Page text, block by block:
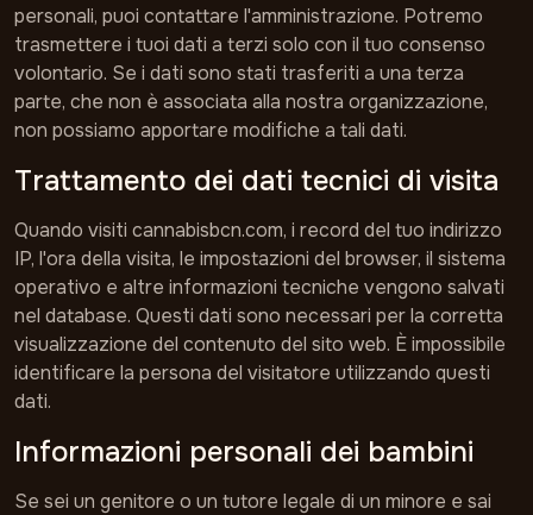
personali, puoi contattare l'amministrazione. Potremo
trasmettere i tuoi dati a terzi solo con il tuo consenso
volontario. Se i dati sono stati trasferiti a una terza
parte, che non è associata alla nostra organizzazione,
non possiamo apportare modifiche a tali dati.
Trattamento dei dati tecnici di visita
Quando visiti cannabisbcn.com, i record del tuo indirizzo
IP, l'ora della visita, le impostazioni del browser, il sistema
operativo e altre informazioni tecniche vengono salvati
nel database. Questi dati sono necessari per la corretta
visualizzazione del contenuto del sito web. È impossibile
identificare la persona del visitatore utilizzando questi
dati.
Informazioni personali dei bambini
Se sei un genitore o un tutore legale di un minore e sai